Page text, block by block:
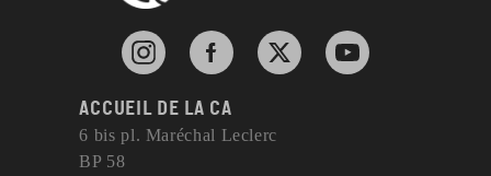
Instagram de l'agglomération d'Auxerre
Facebook de l'agglomération d'Auxerre
X de l'agglomération
YouTube de
Accueil de la CA
6 bis pl. Maréchal Leclerc
BP 58